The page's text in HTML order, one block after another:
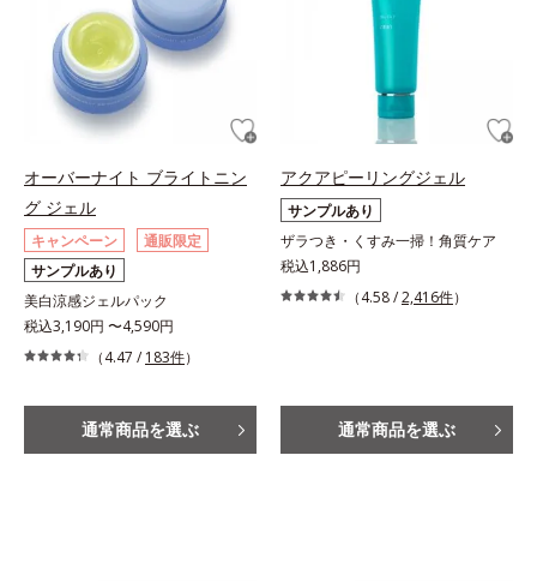
オーバーナイト ブライトニン
グ ジェル
キャンペーン
通販限定
サンプルあり
美白涼感ジェルパック
税込3,190円 〜4,590円
（4.47 / 183件）
通常商品を選ぶ
アクアピーリングジェル
サンプルあり
ザラつき・くすみ一掃！角質ケア
税込1,886円
（4.58 /2,416件）
通常商品を選ぶ